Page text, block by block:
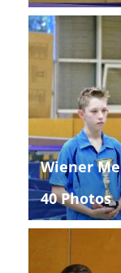
Wiener
40 Photos